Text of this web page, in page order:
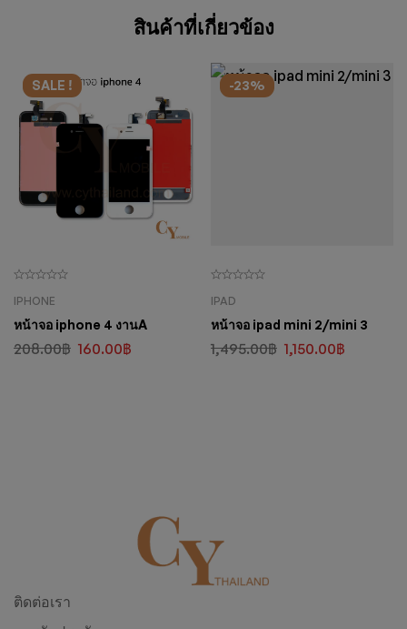
สินค้าที่เกี่ยวข้อง
SALE !
IPHONE
หน้าจอ iphone 4 งานA
208.00฿ 160.00฿
-23%
IPAD
หน้าจอ ipad mini 2/mini 3
1,495.00฿ 1,150.00฿
ติดต่อเรา